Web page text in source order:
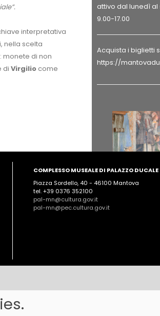
interpretativa
nella scelta
monete di non
di Virgiliocome
attivo dal lunedì
9.00-17.00
Acquista i biglietti
https://
COMPLESSO MUSEALE DI PALAZZO DUCALE
Piazza Sordello, 40 - 46100 Mantova
tel. +39 0376 352100
pal-mn@cultura.gov.it
pal-mn@pec.cultura.gov.it